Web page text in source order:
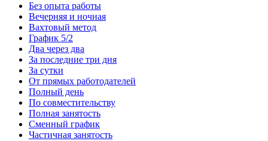
Без опыта работы
Вечерняя и ночная
Вахтовый метод
График 5/2
Два через два
За последние три дня
За сутки
От прямых работодателей
Полный день
По совместительству
Полная занятость
Сменный график
Частичная занятость